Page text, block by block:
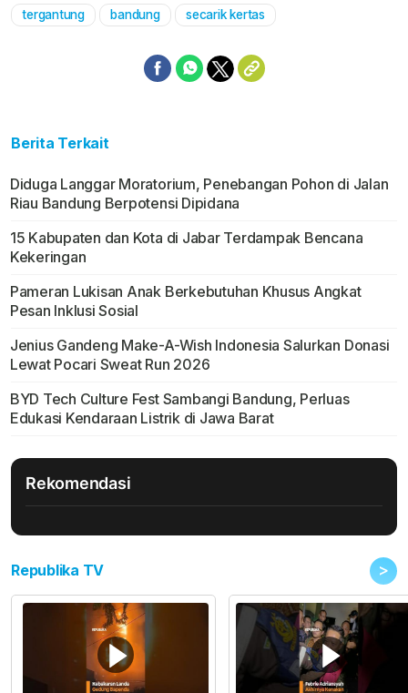
tergantung bandung secarik kertas
Berita Terkait
Diduga Langgar Moratorium, Penebangan Pohon di Jalan
Riau Bandung Berpotensi Dipidana
15 Kabupaten dan Kota di Jabar Terdampak Bencana
Kekeringan
Pameran Lukisan Anak Berkebutuhan Khusus Angkat
Pesan Inklusi Sosial
Jenius Gandeng Make-A-Wish Indonesia Salurkan Donasi
Lewat Pocari Sweat Run 2026
BYD Tech Culture Fest Sambangi Bandung, Perluas
Edukasi Kendaraan Listrik di Jawa Barat
Rekomendasi
Republika TV >